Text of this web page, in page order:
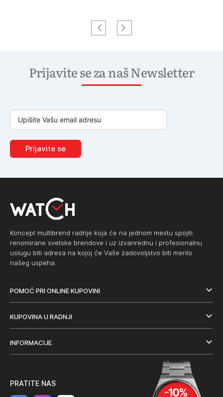
Prijavite se za naš Newsletter
Prijavite se
Koncept multibrend radnje koja će na jednom mestu spojiti
renomirane svetske brendove i uz izvanrednu i profesionalnu
uslugu biti adresa na kojoj će Vaše zadovoljstvo biti merilo
našeg uspeha.
POMOĆ PRI ONLINE KUPOVINI
KUPOVINA U RADNJI
INFORMACIJE
PRATITE NAS